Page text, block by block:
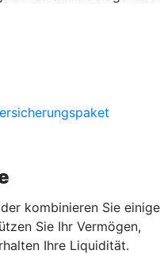
kombinieren Sie einige
Sie Ihr Vermögen,
Ihre Liquidität.